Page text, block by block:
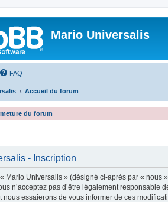
Mario Universalis
FAQ
Accueil du forum
du forum
- Inscription
Mario Universalis » (désigné ci-après par « nous
n’acceptez pas d’être légalement
nous essaierons de vous informer de ces